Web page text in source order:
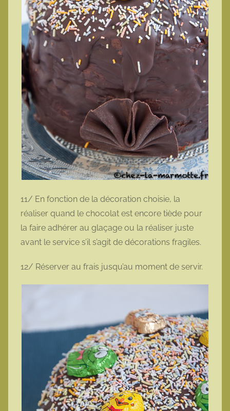
11/ En fonction de la décoration choisie, la
réaliser quand le chocolat est encore tiède pour
la faire adhérer au glaçage ou la réaliser juste
avant le service s’il s’agit de décorations fragiles.
12/ Réserver au frais jusqu’au moment de servir.